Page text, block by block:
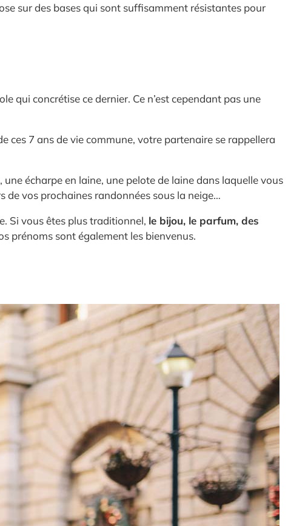
sur des bases qui sont suffisamment résistantes pour
qui concrétise ce dernier. Ce n’est cependant pas une
ces 7 ans de vie commune, votre partenaire se rappellera
écharpe en laine, une pelote de laine dans laquelle vous
de vos prochaines randonnées sous la neige…
Si vous êtes plus traditionnel, le bijou, le parfum, des
prénoms sont également les bienvenus.